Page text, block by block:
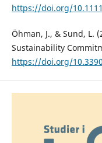
https://doi.org/
Öhman, J., & Sund, L.
Sustainability
https://doi.org/